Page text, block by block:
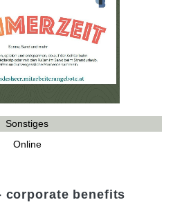
Sonstiges
Online
corporate benefits